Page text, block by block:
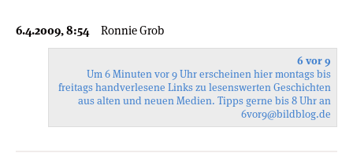
6.4.2009, 8:54 Ronnie Grob
6 vor 9
Um 6 Minuten vor 9 Uhr erscheinen hier montags bis
freitags handverlesene Links zu lesenswerten Geschichten
aus alten und neuen Medien. Tipps gerne bis 8 Uhr an
6vor9@bildblog.de